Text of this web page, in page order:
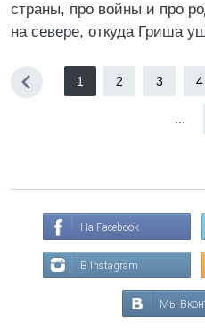
страны, про войны и про
на севере, откуда Гриша
1 2 3 4
На Facebook
В Instagram
Мы